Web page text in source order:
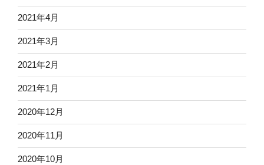
2021年4月
2021年3月
2021年2月
2021年1月
2020年12月
2020年11月
2020年10月